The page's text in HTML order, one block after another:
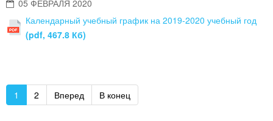
05 ФЕВРАЛЯ 2020
Календарный учебный график на 2019-2020 учебный год
(pdf, 467.8 Кб)
1 2 Вперед В конец